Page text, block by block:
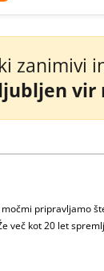
zanimivi
vir
pripravljamo
več kot 20 let